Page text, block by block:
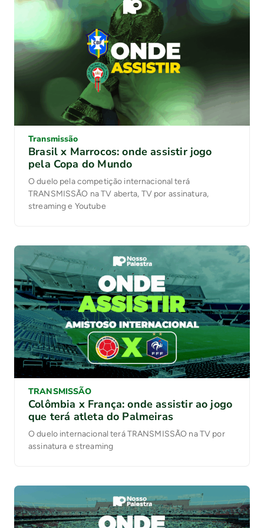
Transmissão
Brasil x Marrocos: onde assistir jogo
pela Copa do Mundo
O duelo pela competição internacional terá
TRANSMISSÃO na TV aberta, TV por assinatura,
streaming e Youtube
TRANSMISSÃO
Colômbia x França: onde assistir ao jogo
que terá atleta do Palmeiras
O duelo internacional terá TRANSMISSÃO na TV por
assinatura e streaming